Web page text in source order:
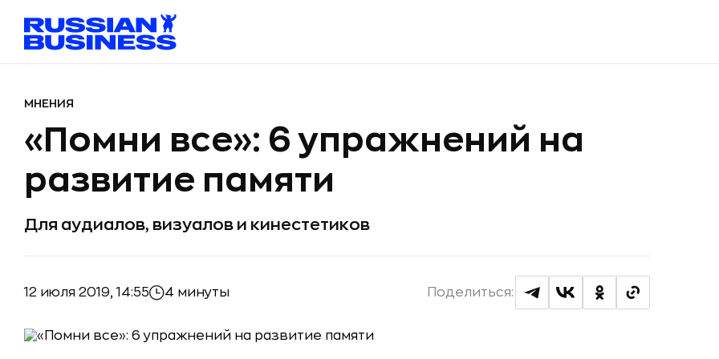
МНЕНИЯ
«Помни все»: 6 упражнений на
развитие памяти
Для аудиалов, визуалов и кинестетиков
12 июля 2019, 14:55 4 минуты Поделиться: